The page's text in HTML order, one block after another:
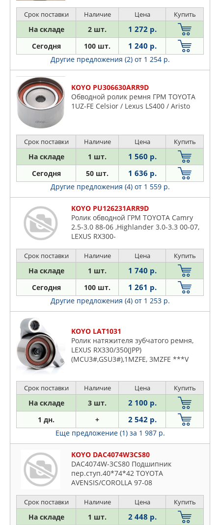
Срок поставки Наличие Цена Купить
На складе 2 шт. 1 272 р.
Сегодня 100 шт. 1 240 р.
Другие предложения (2) от 1 254 р.
KOYO PU306630ARR9D
Обводной ролик ремня ГРМ TOYOTA
1UZ-FE Celsior / Lexus LS400 / Aristo
Срок поставки Наличие Цена Купить
На складе 1 шт. 1 560 р.
Сегодня 50 шт. 1 636 р.
Другие предложения (4) от 1 559 р.
KOYO PU126231ARR9D
Ролик обводной ГРМ TOYOTA Camry
2.5-3.0 88-06 ,Highlander 3.0-3.3 00-07,
LEXUS RX300-
Срок поставки Наличие Цена Купить
На складе 1 шт. 1 740 р.
Сегодня 100 шт. 1 261 р.
Другие предложения (4) от 1 253 р.
KOYO LAT1031
Ролик натяжителя зубчатого ремня,
LEXUS RX330/350(JPP)
(MCU3#,GSU3#),1MZFE, 3MZFE ***V
Срок поставки Наличие Цена Купить
На складе 3 шт. 2 100 р.
1 дн. + 2 542 р.
Еще предложение (1) за 1 987 р.
KOYO DAC4074W3CS80
DAC4074W-3CS80 Подшипник
пер.ступ.40*74*42 TOYOTA
AVENSIS/COROLLA 97-08
Срок поставки Наличие Цена Купить
На складе 1 шт. 2 448 р.